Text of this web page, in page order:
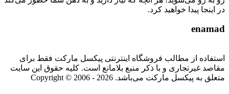
در اینجا پیدا خواهید کرد.
enamad
استفاده از مطالب فروشگاه اینترنتی پیکسل مارکت فقط برای
مقاصد غیرتجاری و با ذکر منبع بلامانع است. کلیه حقوق این سایت
متعلق به پیکسل مارکت می‌باشد. Copyright © 2006 - 2026